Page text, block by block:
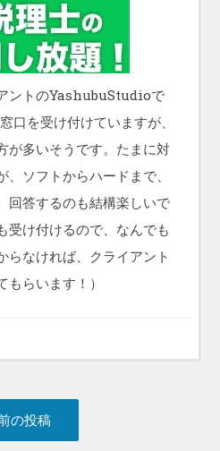
ントのYashubuStudioで
口を受け付けていますが、
が多いそうです。たまに対
ソフトからハードまで、
回答するのも結構楽しいで
受け付けるので、なんでも
らなければ、クライアント
らいます！）
の投稿
の